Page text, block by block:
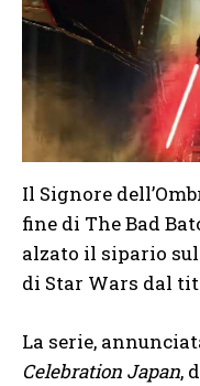
Il Signore
fine di The Bad
alzato il sipario
di Star Wars dal
La serie,
Celebration Japan,